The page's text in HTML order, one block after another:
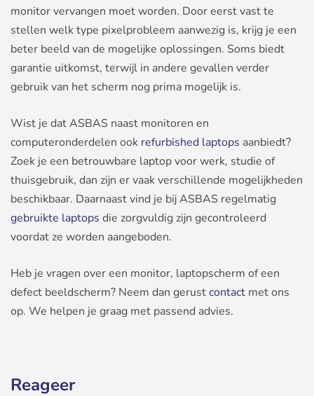
monitor vervangen moet worden. Door eerst vast te
stellen welk type pixelprobleem aanwezig is, krijg je een
beter beeld van de mogelijke oplossingen. Soms biedt
garantie uitkomst, terwijl in andere gevallen verder
gebruik van het scherm nog prima mogelijk is.
Wist je dat ASBAS naast monitoren en
computeronderdelen ook refurbished laptops aanbiedt?
Zoek je een betrouwbare laptop voor werk, studie of
thuisgebruik, dan zijn er vaak verschillende mogelijkheden
beschikbaar. Daarnaast vind je bij ASBAS regelmatig
gebruikte laptops die zorgvuldig zijn gecontroleerd
voordat ze worden aangeboden.
Heb je vragen over een monitor, laptopscherm of een
defect beeldscherm? Neem dan gerustcontact met ons
op. We helpen je graag met passend advies.
Reageer